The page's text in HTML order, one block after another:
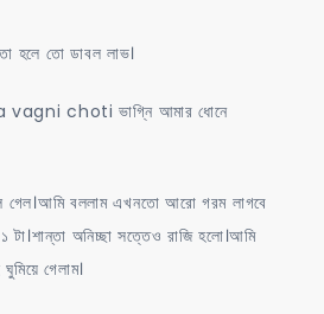
হলে তো ডাবল লাভ।
vagni choti ভাগ্নি আমার ধোনে
গেল।আমি বললাম এখনতো আরো গরম লাগবে
টা।শান্তা অনিচ্ছা সত্তেও রাজি হলো।আমি
গেলাম।